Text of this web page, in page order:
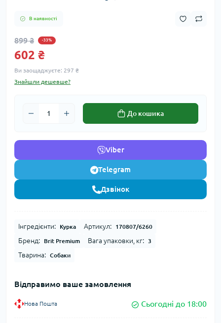
В наявності
899 ₴ -33%
602 ₴
Ви заощаджуєте: 297 ₴
Знайшли дешевше?
До кошика
Viber
Telegram
Дзвінок
Інгредієнти: Курка Артикул: 170807/6260
Бренд: Brit Premium Вага упаковки, кг: 3
Тварина: Собаки
Відправимо ваше замовлення
Нова Пошта Сьогодні до 18:00